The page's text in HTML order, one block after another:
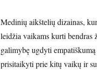
Medinių aikštelių dizainas,
leidžia vaikams kurti bendras
galimybę ugdyti
prisitaikyti prie kitų vaikų ir